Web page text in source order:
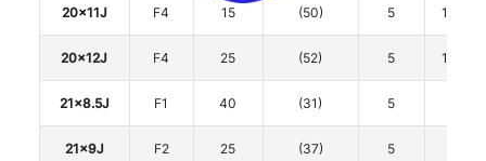
20x11J F4 15 (50) 5 114.3
20x12J F4 25 (52) 5 114.3
21x8.5J F1 40 (31) 5
21x9J F2 25 (37) 5